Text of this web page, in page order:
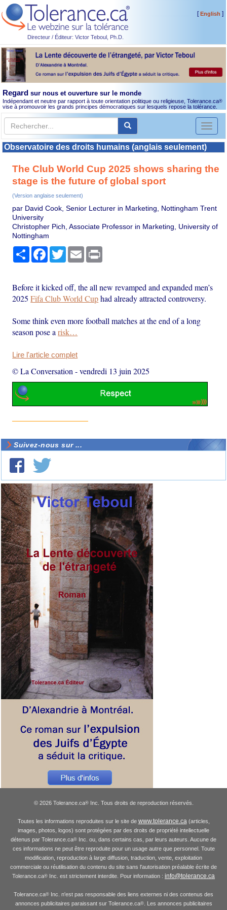
Directeur / Éditeur: Victor Teboul, Ph.D.
[English ]
Regard sur nous et ouverture sur le monde
Indépendant et neutre par rapport à toute orientation politique ou religieuse, Tolerance.ca®
vise à promouvoir les grands principes démocratiques sur lesquels repose la tolérance.
Toggle
Observatoire des droits humains (anglais seulement)
The Club World Cup 2025 shows sharing the
stage is the future of global sport
(Version anglaise seulement)
par David Cook, Senior Lecturer in Marketing, Nottingham Trent
University
Christopher Pich, Associate Professor in Marketing, University of
Nottingham
PartagerFacebook
TwitterEmail
Before it kicked off, the all new revamped and expanded men’s
2025Fifa Club World Cuphad already attracted controversy.
Some think even more football matches at the end of a long
season pose arisk…
Lire l'article complet
© La Conversation -vendredi 13 juin 2025
Suivez-nous sur ...
© 2026 Tolerance.ca®Inc. Tous droits de reproduction réservés.
Toutes les informations reproduites sur le site de www.tolerance.ca (articles,
images, photos, logos) sont protégées par des droits de propriété intellectuelle
détenus par Tolerance.ca® Inc. ou, dans certains cas, par leurs auteurs. Aucune de
ces informations ne peut être reproduite pour un usage autre que personnel. Toute
modification, reproduction à large diffusion, traduction, vente, exploitation
commerciale ou réutilisation du contenu du site sans l'autorisation préalable écrite de
Tolerance.ca® Inc. est strictement interdite. Pour information : info@tolerance.ca
Tolerance.ca® Inc. n'est pas responsable des liens externes ni des contenus des
annonces publicitaires paraissant sur Tolerance.ca®. Les annonces publicitaires